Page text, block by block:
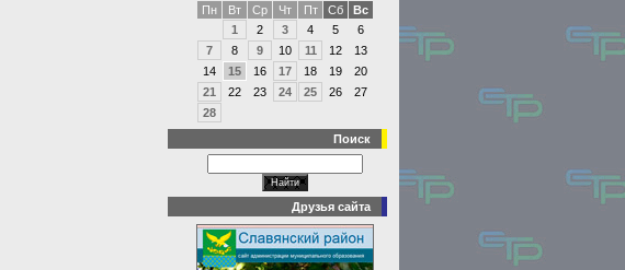
Пн
Вт Ср Чт Пт Сб
Вс
1
2 3 4 5
6
7
8 9 10 11 12
13
14
15 16 17 18 19
20
21
22 23 24 25 26
27
28
Поиск
Друзья сайта